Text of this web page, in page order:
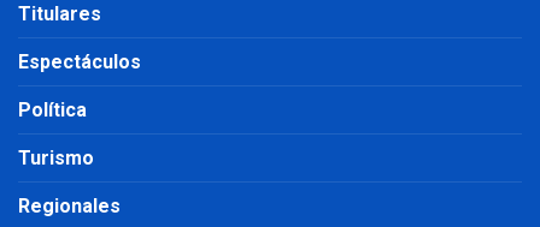
Titulares
Espectáculos
Política
Turismo
Regionales